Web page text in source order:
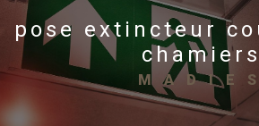
pose extincteur
chamiers
MADIES